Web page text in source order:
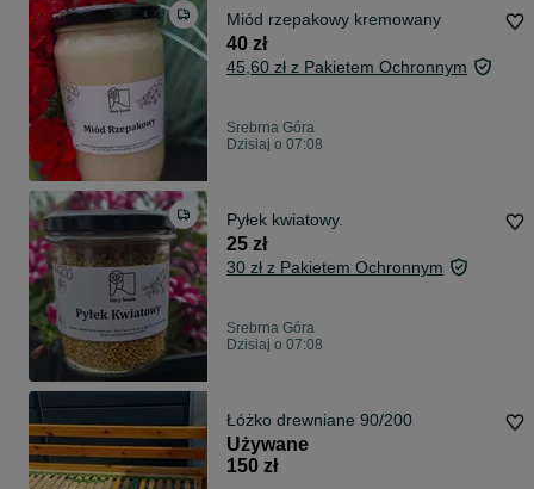
Miód rzepakowy kremowany
40 zł
45,60 zł z Pakietem Ochronnym
Srebrna Góra
Dzisiaj o 07:08
Pyłek kwiatowy.
25 zł
30 zł z Pakietem Ochronnym
Srebrna Góra
Dzisiaj o 07:08
Łóżko drewniane 90/200
Używane
150 zł